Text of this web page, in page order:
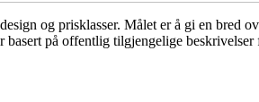
og prisklasser. Målet er å gi en bred
basert på offentlig tilgjengelige